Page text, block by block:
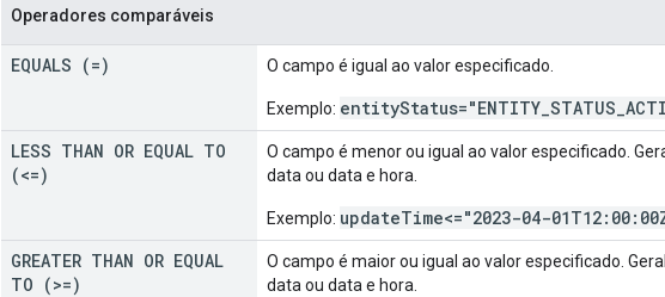
Operadores comparáveis
EQUALS (=) O campo é igual ao valor especificado.
Exemplo:
LESS THAN OR EQUAL TO
(<=)
O campo é menor ou igual ao valor especificado.
data ou data e hora.
Exemplo: updateTime<="2023-04-
GREATER THAN OR EQUAL
TO (>=)
O campo é maior ou igual ao valor especificado.
data ou data e hora.